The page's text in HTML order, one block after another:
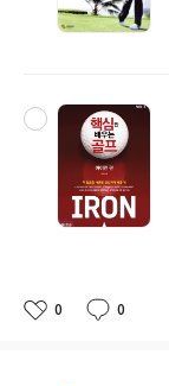
좋
0
댓
0
작